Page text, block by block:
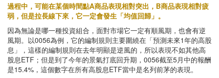
過程中，可能在某個時間點A商品表現相對突出，B商品表現相對疲
弱，但是拉長線下來，它一定會發生「均值回歸」。
因為無論是哪一種投資組合，面對市場它一定有順風期，也會有逆
風期。以0056為例，它的編制規則主要圍繞在「預測未來1年的高股
息」，這樣的編制規則在去年明顯是逆風的，所以表現不如其他高
股息ETF；但是到了今年的景氣打底回升期，0056截至5月中的報酬
是15.4%，這個數字在所有高股息ETF當中是名列前茅的表現。